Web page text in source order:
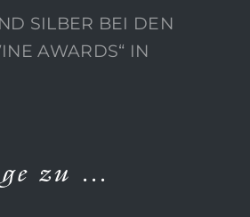
SILBER BEI DEN
AWARDS“ IN
zu …